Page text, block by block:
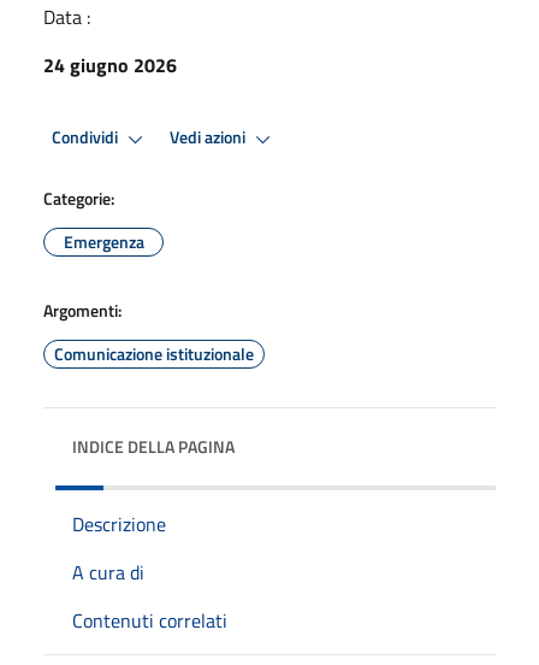
Data :
24 giugno 2026
Condividi Vedi azioni
Categorie:
Emergenza
Argomenti:
Comunicazione istituzionale
INDICE DELLA PAGINA
Descrizione
A cura di
Contenuti correlati